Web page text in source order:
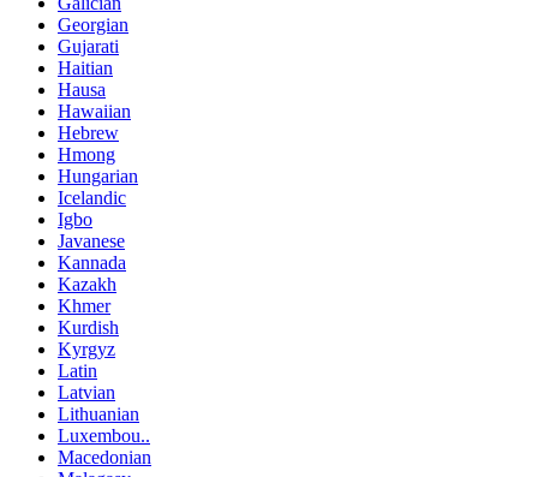
Georgian
Gujarati
Haitian
Hausa
Hawaiian
Hebrew
Hmong
Hungarian
Icelandic
Igbo
Javanese
Kannada
Kazakh
Khmer
Kurdish
Kyrgyz
Latin
Latvian
Lithuanian
Luxembou..
Macedonian